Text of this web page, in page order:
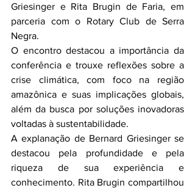
Griesinger e Rita Brugin de Faria, em
parceria com o Rotary Club de Serra
Negra.
O encontro destacou a importância da
conferência e trouxe reflexões sobre a
crise climática, com foco na região
amazônica e suas implicações globais,
além da busca por soluções inovadoras
voltadas à sustentabilidade.
A explanação de Bernard Griesinger se
destacou pela profundidade e pela
riqueza de sua experiência e
conhecimento. Rita Brugin compartilhou